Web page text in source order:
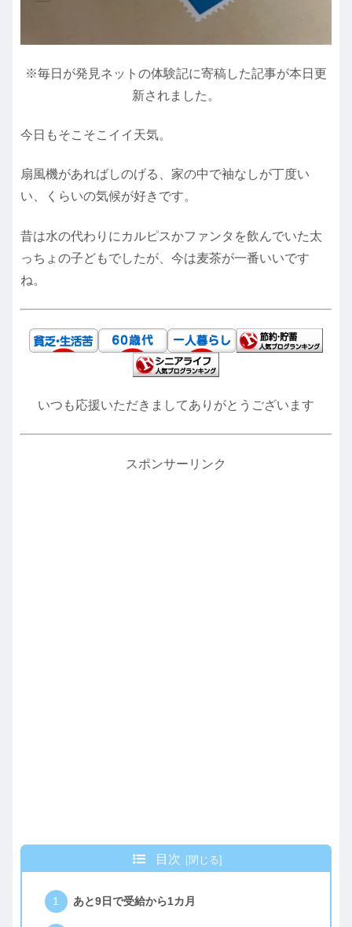
※毎日が発見ネットの体験記に寄稿した記事が本日更
新されました。
今日もそこそこイイ天気。
扇風機があればしのげる、家の中で袖なしが丁度い
い、くらいの気候が好きです。
昔は水の代わりにカルピスかファンタを飲んでいた太
っちょの子どもでしたが、今は麦茶が一番いいです
ね。
いつも応援いただきましてありがとうございます
スポンサーリンク
目次
あと9日で受給から1カ月